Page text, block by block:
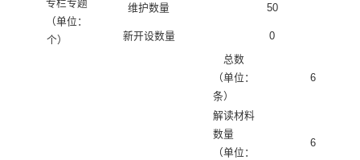
专栏专题
（单位：
个）
维护数量 50
新开设数量 0
总数
（单位：
条）
6
解读材料
数量
（单位：
6